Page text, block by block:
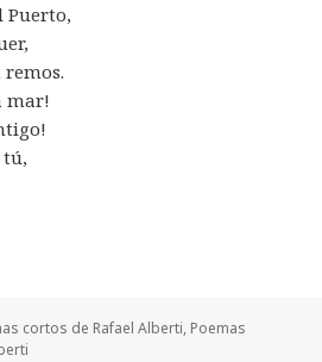
Puerto,
mar!
tú,
cortos de Rafael Alberti, Poemas